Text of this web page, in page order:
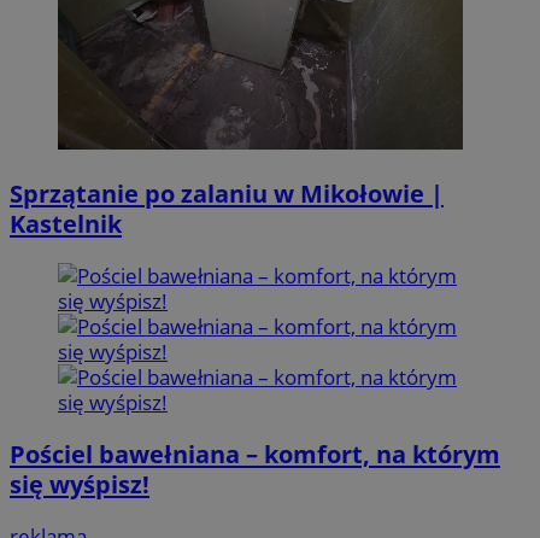
Sprzątanie po zalaniu w Mikołowie |
Kastelnik
Pościel bawełniana – komfort, na którym
się wyśpisz!